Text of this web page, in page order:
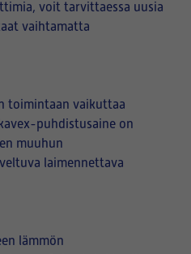
voit tarvittaessa uusia
vaihtamatta
toimintaan vaikuttaa
puhdistusaine on
muuhun
laimennettava
lämmön